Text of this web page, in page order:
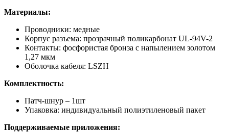
Материалы:
Проводники: медные
Корпус разъема: прозрачный поликарбонат UL-94V-2
Контакты: фосфористая бронза с напылением золотом
1,27 мкм
Оболочка кабеля: LSZH
Комплектность:
Патч-шнур – 1шт
Упаковка: индивидуальный полиэтиленовый пакет
Поддерживаемые приложения: